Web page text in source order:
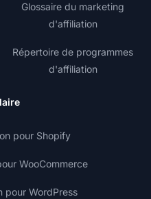
Glossaire du marketing
d'affiliation
Répertoire de programmes
d'affiliation
pour Shopify
WooCommerce
pour WordPress